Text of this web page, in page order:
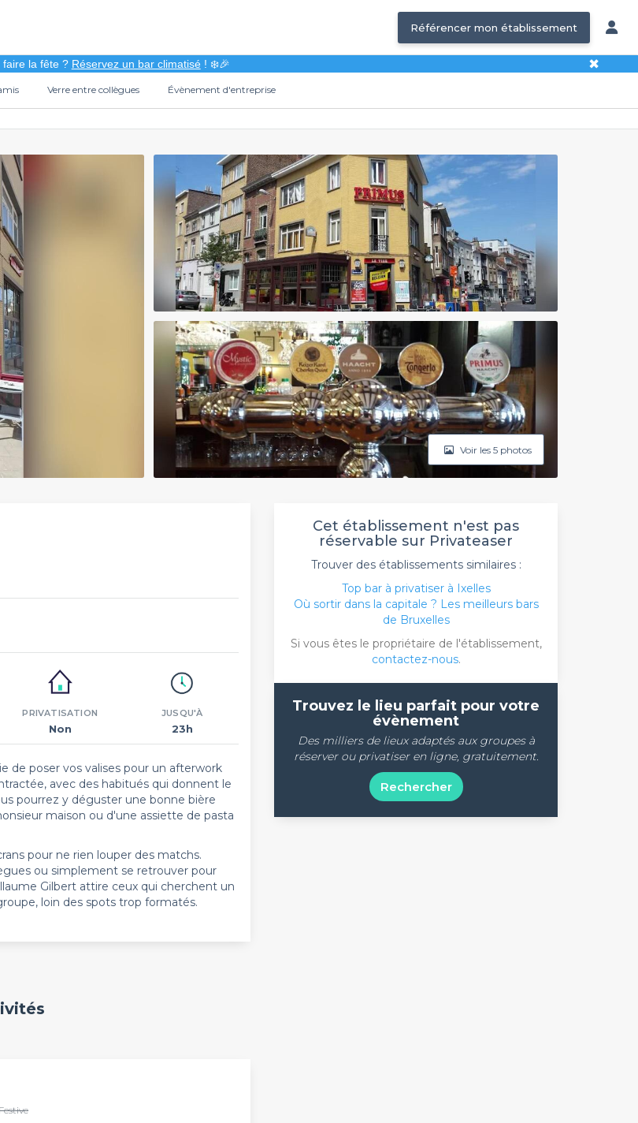
Référencer mon établissement
la fête ? Réservez un bar climatisé! ❄️🎉 ✖
Verre entre collègues Évènement d'entreprise
Voir les 5 photos
PRIVATISATION
Non
JUSQU'À
23h
de poser vos valises pour un afterwork
avec des habitués qui donnent le
pourrez y déguster une bonne bière
maison ou d'une assiette de pasta
pour ne rien louper des matchs.
ou simplement se retrouver pour
Gilbert attire ceux qui cherchent un
loin des spots trop formatés.
Cet établissement n'est pas
réservable sur Privateaser
Trouver des établissements similaires :
Top bar à privatiser à Ixelles
Où sortir dans la capitale ? Les meilleurs bars
de Bruxelles
Si vous êtes le propriétaire de l'établissement,
contactez-nous.
Trouvez le lieu parfait pour votre
évènement
Des milliers de lieux adaptés aux groupes à
réserver ou privatiser en ligne, gratuitement.
Rechercher